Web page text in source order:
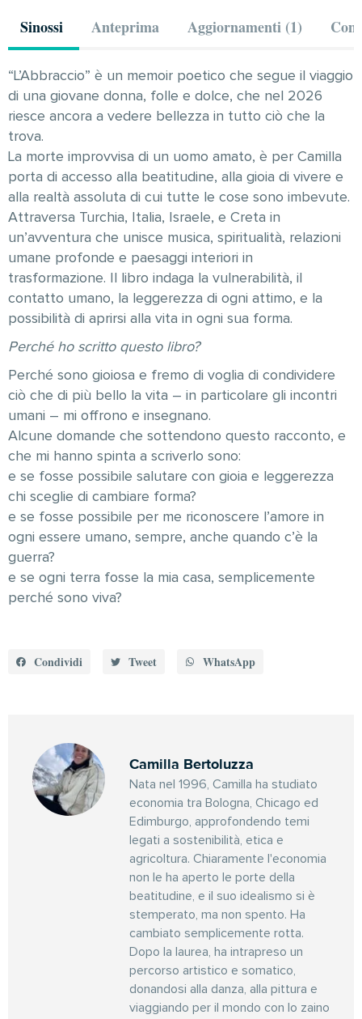
Sinossi Anteprima Aggiornamenti (1)
“L’Abbraccio” è un memoir poetico che segue il viaggio
di una giovane donna, folle e dolce, che nel 2026
riesce ancora a vedere bellezza in tutto ciò che la
trova.
La morte improvvisa di un uomo amato, è per Camilla
porta di accesso alla beatitudine, alla gioia di vivere e
alla realtà assoluta di cui tutte le cose sono imbevute.
Attraversa Turchia, Italia, Israele, e Creta in
un’avventura che unisce musica, spiritualità, relazioni
umane profonde e paesaggi interiori in
trasformazione. Il libro indaga la vulnerabilità, il
contatto umano, la leggerezza di ogni attimo, e la
possibilità di aprirsi alla vita in ogni sua forma.
Perché ho scritto questo libro?
Perché sono gioiosa e fremo di voglia di condividere
ciò che di più bello la vita – in particolare gli incontri
umani – mi offrono e insegnano.
Alcune domande che sottendono questo racconto, e
che mi hanno spinta a scriverlo sono:
e se fosse possibile salutare con gioia e leggerezza
chi sceglie di cambiare forma?
e se fosse possibile per me riconoscere l’amore in
ogni essere umano, sempre, anche quando c’è la
guerra?
e se ogni terra fosse la mia casa, semplicemente
perché sono viva?
Condividi Tweet WhatsApp
Camilla Bertoluzza
Nata nel 1996, Camilla ha studiato
economia tra Bologna, Chicago ed
Edimburgo, approfondendo temi
legati a sostenibilità, etica e
agricoltura. Chiaramente l'economia
non le ha aperto le porte della
beatitudine, e il suo idealismo si è
stemperato, ma non spento. Ha
cambiato semplicemente rotta.
Dopo la laurea, ha intrapreso un
percorso artistico e somatico,
donandosi alla danza, alla pittura e
viaggiando per il mondo con lo zaino